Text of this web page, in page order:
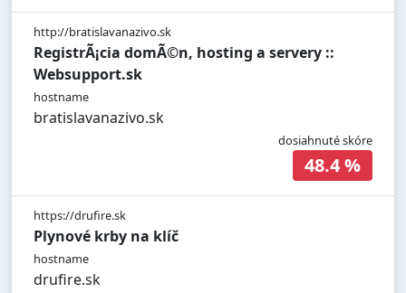
http://bratislavanazivo.sk
RegistrÃ¡cia domÃ©n, hosting a servery ::
Websupport.sk
hostname
bratislavanazivo.sk
dosiahnuté skóre
48.4 %
https://drufire.sk
Plynové krby na klíč
hostname
drufire.sk